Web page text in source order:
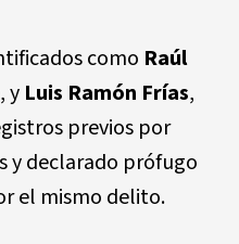
como Raúl
, y Luis Ramón Frías,
previos por
y declarado prófugo
el mismo delito.